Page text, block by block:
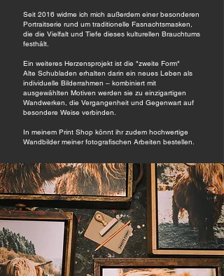
Seit 2016 widme ich mich außerdem einer besonderen
Portraitserie rund um traditionelle Fasnachtsmasken,
die die Vielfalt und Tiefe dieses kulturellen Brauchtums
festhält.
Ein weiteres Herzensprojekt ist die "zweite Form"
Alte Schubladen erhalten darin ein neues Leben als
individuelle Bilderrahmen – kombiniert mit
ausgewählten Motiven werden sie zu einzigartigen
Wandwerken, die Vergangenheit und Gegenwart auf
besondere Weise verbinden.
In meinem Print Shop könnt ihr zudem hochwertige
Wandbilder meiner fotografischen Arbeiten bestellen.